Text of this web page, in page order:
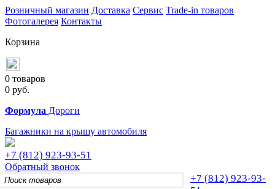
Розничный магазин Доставка Сервис Trade-in товаров
Фотогалерея Контакты
Корзина
0 товаров
0 руб.
Формула Дороги
Багажники на крышу автомобиля
+7 (812) 923-93-51
Обратный звонок
+7 (812) 923-93-